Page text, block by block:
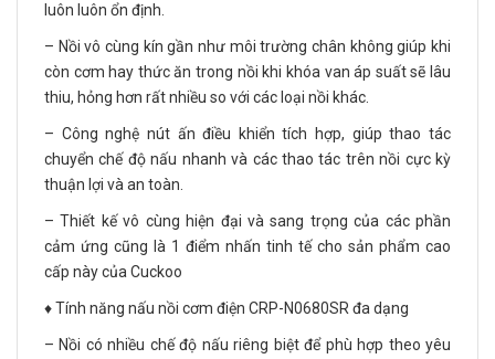
luôn luôn ổn định.
– Nồi vô cùng kín gần như môi trường chân không giúp khi
còn cơm hay thức ăn trong nồi khi khóa van áp suất sẽ lâu
thiu, hỏng hơn rất nhiều so với các loại nồi khác.
– Công nghệ nút ấn điều khiển tích hợp, giúp thao tác
chuyển chế độ nấu nhanh và các thao tác trên nồi cực kỳ
thuận lợi và an toàn.
– Thiết kế vô cùng hiện đại và sang trọng của các phần
cảm ứng cũng là 1 điểm nhấn tinh tế cho sản phẩm cao
cấp này của Cuckoo
♦️ Tính năng nấu nồi cơm điện CRP-N0680SR đa dạng
– Nồi có nhiều chế độ nấu riêng biệt để phù hợp theo yêu